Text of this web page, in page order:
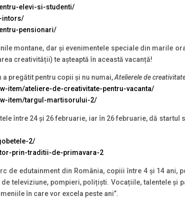
elevi-si-studenti/
intors/
pensionari/
montane, dar și evenimentele speciale din marile
creativității) te așteaptă în această vacanță!
a pregătit pentru copii și nu numai,Atelierele de
item/ateliere-de-creativitate-pentru-vacanta/
item/targul-martisorului-2/
între 24 și 26 februarie, iar în 26 februarie, dă
2/
prin-traditii-de-primavara-2
de edutainment din România, copiii între 4 și 14
televiziune, pompieri, polițiști. Vocațiile, talentele și
în care vor excela peste ani”.